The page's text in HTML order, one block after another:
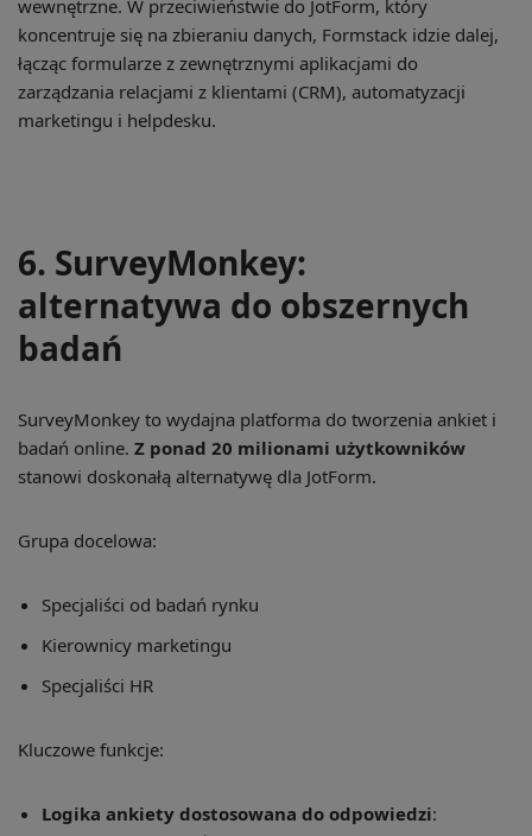
wewnętrzne. W przeciwieństwie do JotForm, który
koncentruje się na zbieraniu danych, Formstack idzie dalej,
łącząc formularze z zewnętrznymi aplikacjami do
zarządzania relacjami z klientami (CRM), automatyzacji
marketingu i helpdesku.
6. SurveyMonkey:
alternatywa do obszernych
badań
SurveyMonkey to wydajna platforma do tworzenia ankiet i
badań online. Z ponad 20 milionami użytkowników
stanowi doskonałą alternatywę dla JotForm.
Grupa docelowa:
Specjaliści od badań rynku
Kierownicy marketingu
Specjaliści HR
Kluczowe funkcje:
Logika ankiety dostosowana do odpowiedzi: